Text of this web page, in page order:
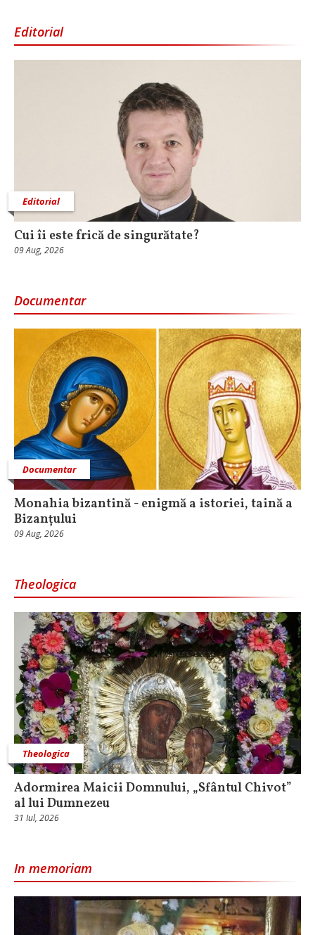
Editorial
Editorial
Cui îi este frică de singurătate?
09 Aug, 2026
Documentar
Documentar
Monahia bizantină - enigmă a istoriei, taină a
Bizanțului
09 Aug, 2026
Theologica
Theologica
Adormirea Maicii Domnului, „Sfântul Chivot”
al lui Dumnezeu
31 Iul, 2026
In memoriam